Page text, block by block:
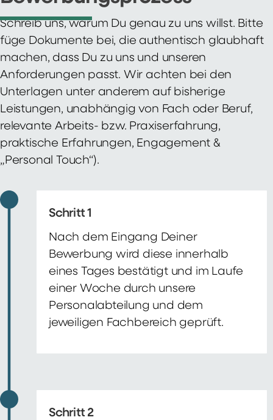
Schreib uns, warum Du genau zu uns willst. Bitte
füge Dokumente bei, die authentisch glaubhaft
machen, dass Du zu uns und unseren
Anforderungen passt. Wir achten bei den
Unterlagen unter anderem auf bisherige
Leistungen, unabhängig von Fach oder Beruf,
relevante Arbeits- bzw. Praxiserfahrung,
praktische Erfahrungen, Engagement &
„Personal Touch“).
Schritt 1
Nach dem Eingang Deiner
Bewerbung wird diese innerhalb
eines Tages bestätigt und im Laufe
einer Woche durch unsere
Personalabteilung und dem
jeweiligen Fachbereich geprüft.
Schritt 2